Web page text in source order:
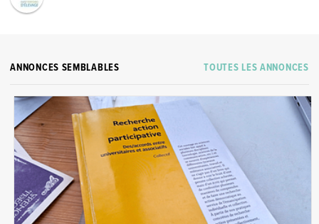
TOUTES LES ANNONCES
ANNONCES SEMBLABLES